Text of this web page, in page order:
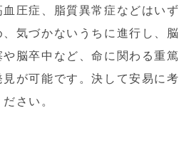
圧症、脂質異常症などはいず
気づかないうちに進行し、脳
脳卒中など、命に関わる重篤
が可能です。決して安易に考
さい。